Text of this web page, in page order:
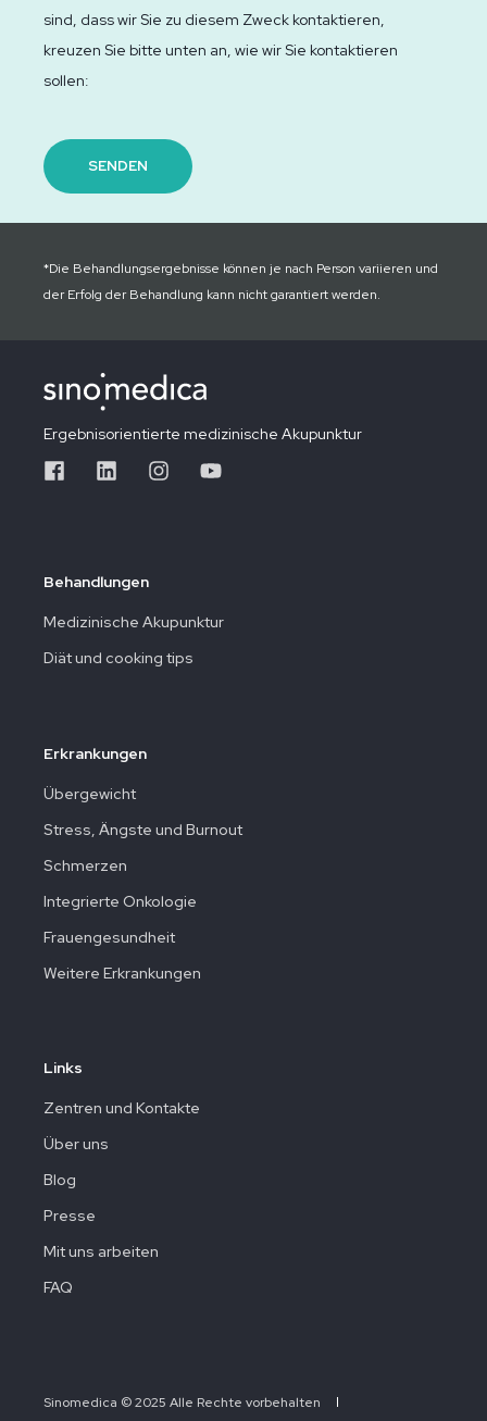
sind, dass wir Sie zu diesem Zweck kontaktieren,
kreuzen Sie bitte unten an, wie wir Sie kontaktieren
sollen:
*Die Behandlungsergebnisse können je nach Person variieren und
der Erfolg der Behandlung kann nicht garantiert werden.
Ergebnisorientierte medizinische Akupunktur
Behandlungen
Medizinische Akupunktur
Diät und cooking tips
Erkrankungen
Übergewicht
Stress, Ängste und Burnout
Schmerzen
Integrierte Onkologie
Frauengesundheit
Weitere Erkrankungen
Links
Zentren und Kontakte
Über uns
Blog
Presse
Mit uns arbeiten
FAQ
Sinomedica © 2025 Alle Rechte vorbehalten